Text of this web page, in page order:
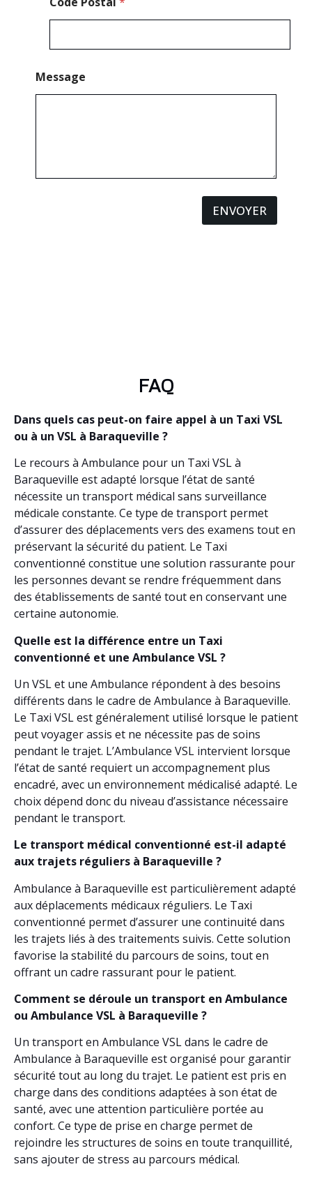
Message
ENVOYER
FAQ
Dans quels cas peut-on faire appel à un Taxi VSL
ou à un VSL à Baraqueville ?
Le recours à Ambulance pour un Taxi VSL à
Baraqueville est adapté lorsque l’état de santé
nécessite un transport médical sans surveillance
médicale constante. Ce type de transport permet
d’assurer des déplacements vers des examens tout en
préservant la sécurité du patient. Le Taxi
conventionné constitue une solution rassurante pour
les personnes devant se rendre fréquemment dans
des établissements de santé tout en conservant une
certaine autonomie.
Quelle est la différence entre un Taxi
conventionné et une Ambulance VSL ?
Un VSL et une Ambulance répondent à des besoins
différents dans le cadre de Ambulance à Baraqueville.
Le Taxi VSL est généralement utilisé lorsque le patient
peut voyager assis et ne nécessite pas de soins
pendant le trajet. L’Ambulance VSL intervient lorsque
l’état de santé requiert un accompagnement plus
encadré, avec un environnement médicalisé adapté. Le
choix dépend donc du niveau d’assistance nécessaire
pendant le transport.
Le transport médical conventionné est-il adapté
aux trajets réguliers à Baraqueville ?
Ambulance à Baraqueville est particulièrement adapté
aux déplacements médicaux réguliers. Le Taxi
conventionné permet d’assurer une continuité dans
les trajets liés à des traitements suivis. Cette solution
favorise la stabilité du parcours de soins, tout en
offrant un cadre rassurant pour le patient.
Comment se déroule un transport en Ambulance
ou Ambulance VSL à Baraqueville ?
Un transport en Ambulance VSL dans le cadre de
Ambulance à Baraqueville est organisé pour garantir
sécurité tout au long du trajet. Le patient est pris en
charge dans des conditions adaptées à son état de
santé, avec une attention particulière portée au
confort. Ce type de prise en charge permet de
rejoindre les structures de soins en toute tranquillité,
sans ajouter de stress au parcours médical.